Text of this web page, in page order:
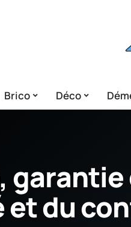
Brico Déco
garantie
du